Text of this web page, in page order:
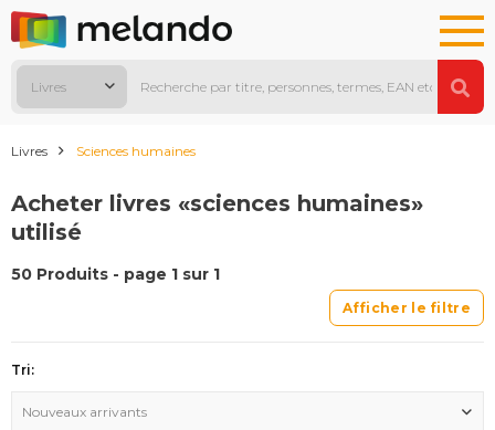
Livres
Livres Sciences humaines
Acheter livres «sciences humaines»
utilisé
50 Produits - page 1 sur 1
Afficher le filtre
Tri:
Nouveaux arrivants